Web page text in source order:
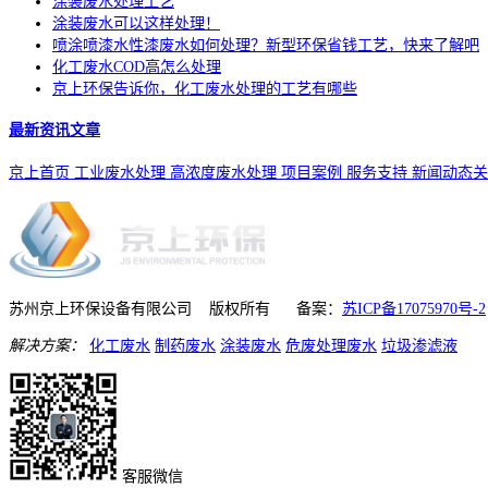
涂装废水可以这样处理！
喷涂喷漆水性漆废水如何处理？新型环保省钱工艺，快来了解吧
化工废水COD高怎么处理
京上环保告诉你，化工废水处理的工艺有哪些
最新资讯文章
京上首页 工业废水处理 高浓度废水处理 项目案例 服务支持 新闻动态
苏州京上环保设备有限公司 版权所有 备案： 苏ICP备17075970号-2
解决方案： 化工废水 制药废水 涂装废水 危废处理废水 垃圾渗滤液
客服微信